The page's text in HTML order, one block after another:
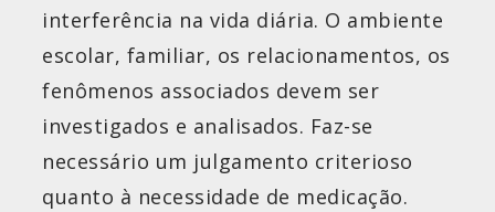
interferência na vida diária. O ambiente
escolar, familiar, os relacionamentos, os
fenômenos associados devem ser
investigados e analisados. Faz-se
necessário um julgamento criterioso
quanto à necessidade de medicação.